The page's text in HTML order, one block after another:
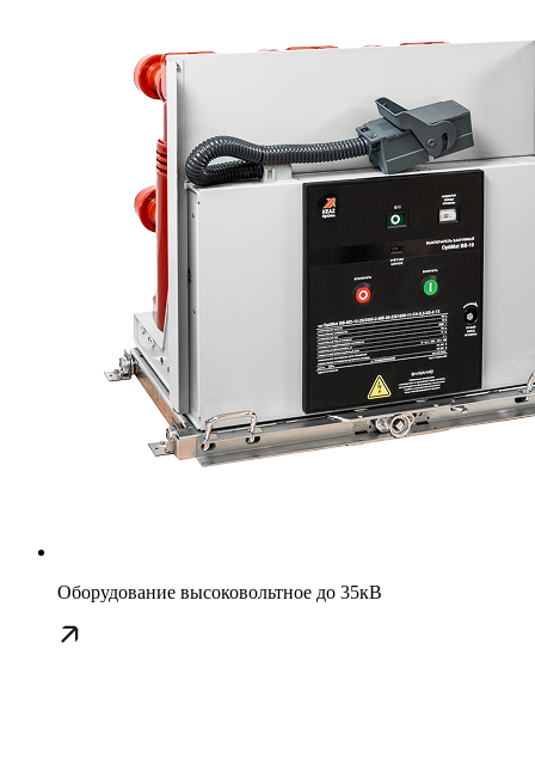
Оборудование высоковольтное до 35кВ